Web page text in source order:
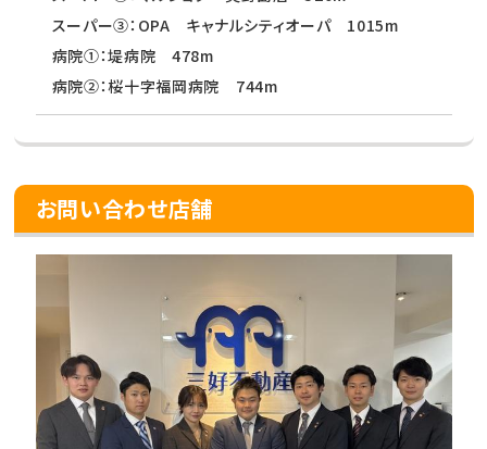
スーパー③：OPA キャナルシティオーパ 1015m
病院①：堤病院 478m
病院②：桜十字福岡病院 744m
お問い合わせ店舗